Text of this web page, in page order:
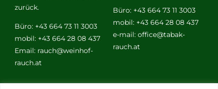
zurück.
Büro: +43 664 73 11 3003
mobil: +43 664 28 08 437
Email: rauch@weinhof-
rauch.at
Büro: +43 664 73 11 3003
mobil: +43 664 28 08 437
e-mail: office@tabak-
rauch.at